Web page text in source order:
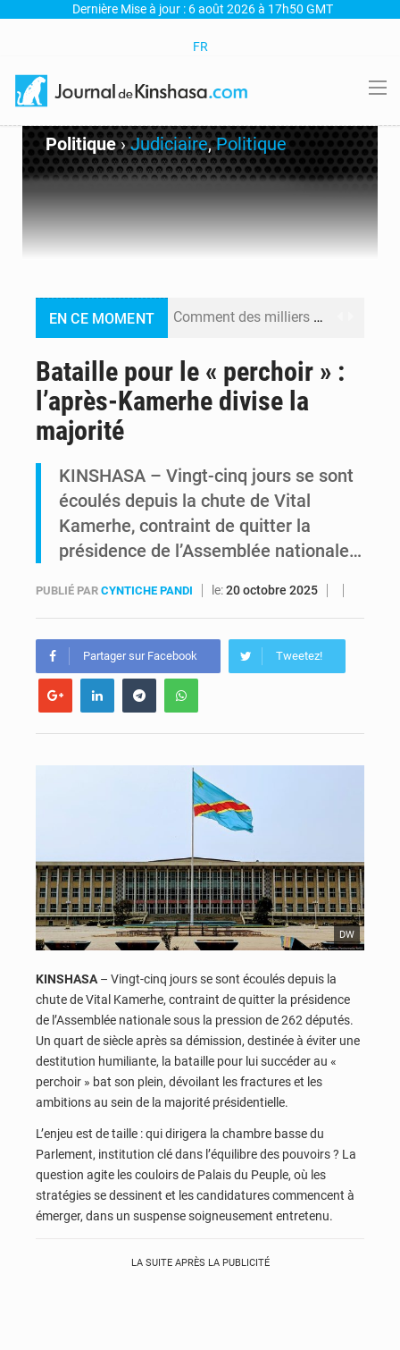
Dernière Mise à jour : 6 août 2026 à 17h50 GMT
FR
Politique›Judiciaire,Politique
EN CE MOMENT Comment des milliers d’Africains protègent et font fructifier leur argent avec l’USDT
Ebola Bundibugyo : Tshisekedi mobilise le Gouvernement, l’OMS et Africa CDC pour renforcer la riposte
Bataille pour le « perchoir » :
l’après-Kamerhe divise la
majorité
KINSHASA – Vingt-cinq jours se sont
écoulés depuis la chute de Vital
Kamerhe, contraint de quitter la
présidence de l’Assemblée nationale…
PUBLIÉ PAR CYNTICHE PANDI le:20 octobre 2025
Partager sur Facebook Tweetez!
DW
KINSHASA – Vingt-cinq jours se sont écoulés depuis la
chute de Vital Kamerhe, contraint de quitter la présidence
de l’Assemblée nationale sous la pression de 262 députés.
Un quart de siècle après sa démission, destinée à éviter une
destitution humiliante, la bataille pour lui succéder au «
perchoir » bat son plein, dévoilant les fractures et les
ambitions au sein de la majorité présidentielle.
L’enjeu est de taille : qui dirigera la chambre basse du
Parlement, institution clé dans l’équilibre des pouvoirs ? La
question agite les couloirs de Palais du Peuple, où les
stratégies se dessinent et les candidatures commencent à
émerger, dans un suspense soigneusement entretenu.
LA SUITE APRÈS LA PUBLICITÉ